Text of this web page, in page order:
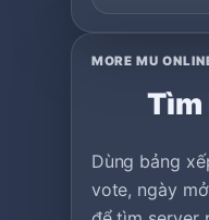
MORE MU
Tìm
Dùng bảng
vote, ngày